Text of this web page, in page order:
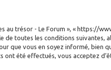
au trésor - Le Forum », « https://
toutes les conditions suivantes,
que vous en soyez informé, bien
ont été effectués, vous acceptez